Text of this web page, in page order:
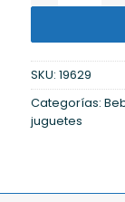
SKU: 19629
Categorías:
juguetes